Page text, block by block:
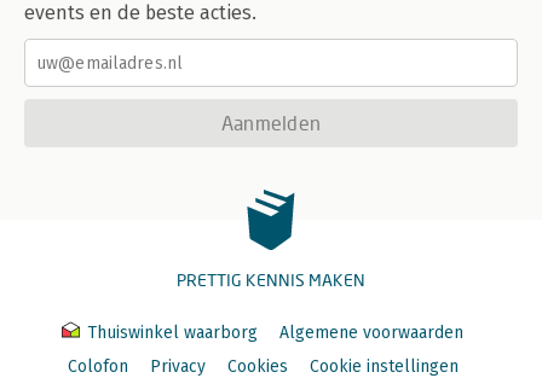
events en de beste acties.
Aanmelden
PRETTIG KENNIS MAKEN
Thuiswinkel waarborg
Algemene voorwaarden
Colofon
Privacy Cookies
Cookie instellingen